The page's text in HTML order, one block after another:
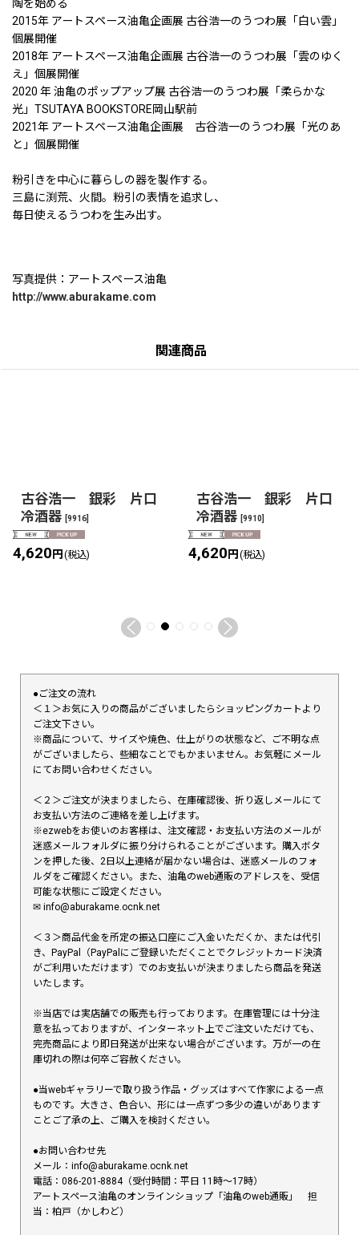
陶を始める
2015年 アートスペース油亀企画展 古谷浩一のうつわ展「白い雲」
個展開催
2018年 アートスペース油亀企画展 古谷浩一のうつわ展「雲のゆく
え」個展開催
2020 年 油亀のポップアップ展 古谷浩一のうつわ展「柔らかな
光」TSUTAYA BOOKSTORE岡山駅前
2021年 アートスペース油亀企画展 古谷浩一のうつわ展「光のあ
と」個展開催
粉引きを中心に暮らしの器を製作する。
三島に渕荒、火間。粉引の表情を追求し、
毎日使えるうつわを生み出す。
写真提供：アートスペース油亀
http://www.aburakame.com
関連商品
古谷浩一 銀彩 片口
冷酒器 [9916]
4,620円 (税込)
古谷浩一 銀彩 片口
冷酒器 [9910]
4,620円 (税込)
●ご注文の流れ
＜１＞お気に入りの商品がございましたらショッピングカートより
ご注文下さい。
※商品について、サイズや焼色、仕上がりの状態など、ご不明な点
がございましたら、些細なことでもかまいません。お気軽にメール
にてお問い合わせください。
＜２＞ご注文が決まりましたら、在庫確認後、折り返しメールにて
お支払い方法のご連絡を差し上げます。
※ezwebをお使いのお客様は、注文確認・お支払い方法のメールが
迷惑メールフォルダに振り分けられることがございます。購入ボタ
ンを押した後、2日以上連絡が届かない場合は、迷惑メールのフォ
ルダをご確認ください。また、油亀のweb通販のアドレスを、受信
可能な状態にご設定ください。
✉︎ info@aburakame.ocnk.net
＜３＞商品代金を所定の振込口座にご入金いただくか、または代引
き、PayPal（PayPalにご登録いただくことでクレジットカード決済
がご利用いただけます）でのお支払いが決まりましたら商品を発送
いたします。
※当店では実店舗での販売も行っております。在庫管理には十分注
意を払っておりますが、インターネット上でご注文いただけても、
完売商品により即日発送が出来ない場合がございます。万が一の在
庫切れの際は何卒ご容赦ください。
●当webギャラリーで取り扱う作品・グッズはすべて作家による一点
ものです。大きさ、色合い、形には一点ずつ多少の違いがあります
ことご了承の上、ご購入を検討ください。
●お問い合わせ先
メール：info@aburakame.ocnk.net
電話：086-201-8884（受付時間：平日 11時〜17時）
アートスペース油亀のオンラインショップ「油亀のweb通販」 担
当：柏戸（かしわど）